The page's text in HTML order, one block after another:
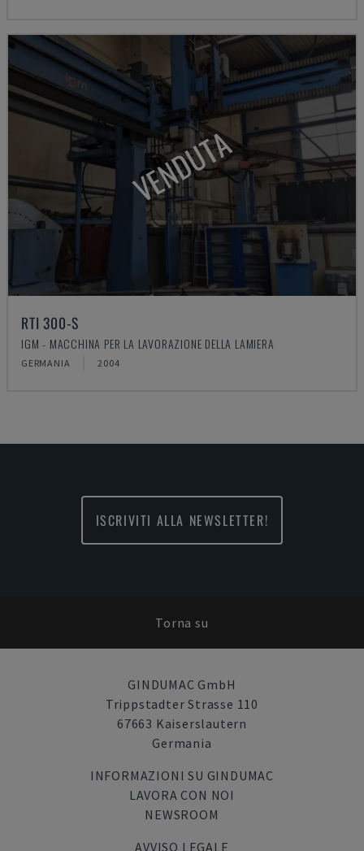
VENDUTA
RTI 300-S
IGM - MACCHINA PER LA LAVORAZIONE DELLA LAMIERA
GERMANIA 2004
ISCRIVITI ALLA NEWSLETTER!
Torna su
GINDUMAC GmbH
Trippstadter Strasse 110
67663 Kaiserslautern
Germania
INFORMAZIONI SU GINDUMAC
LAVORA CON NOI
NEWSROOM
AVVISO LEGALE